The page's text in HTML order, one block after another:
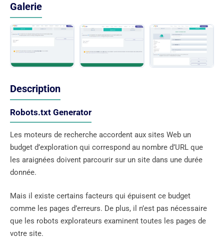
Galerie
Description
Robots.txt Generator
Les moteurs de recherche accordent aux sites Web un
budget d’exploration qui correspond au nombre d’URL que
les araignées doivent parcourir sur un site dans une durée
donnée.
Mais il existe certains facteurs qui épuisent ce budget
comme les pages d’erreurs. De plus, il n’est pas nécessaire
que les robots explorateurs examinent toutes les pages de
votre site.